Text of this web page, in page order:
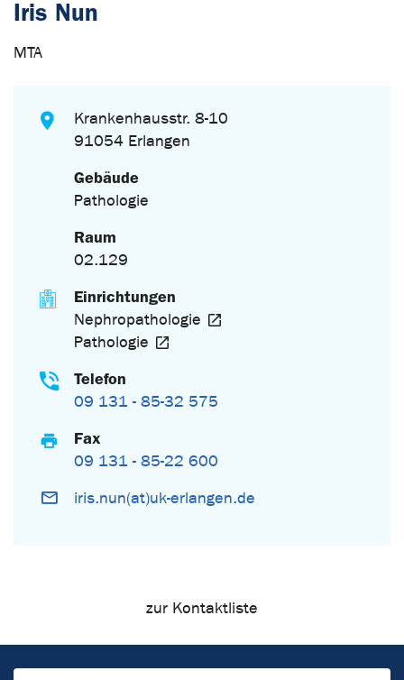
Iris Nun
MTA
Krankenhausstr. 8-10
91054 Erlangen
Gebäude
Pathologie
Raum
02.129
Einrichtungen
Nephropathologie
Pathologie
Telefon
09 131 - 85-32 575
Fax
09 131 - 85-22 600
iris.nun(at)uk-erlangen.de
zur Kontaktliste